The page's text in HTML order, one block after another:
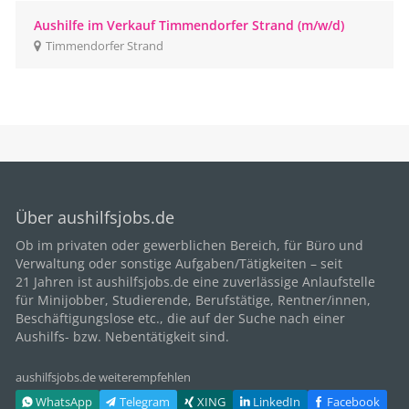
Aushilfe im Verkauf Timmendorfer Strand (m/w/d)
Timmendorfer Strand
Über aushilfsjobs.de
Ob im privaten oder gewerblichen Bereich, für Büro und
Verwaltung oder sonstige Aufgaben/Tätigkeiten – seit
21 Jahren ist aushilfsjobs.de eine zuverlässige Anlaufstelle
für Minijobber, Studierende, Berufstätige, Rentner/innen,
Beschäftigungslose etc., die auf der Suche nach einer
Aushilfs- bzw. Nebentätigkeit sind.
aushilfsjobs.de weiterempfehlen
WhatsApp
Telegram XING LinkedIn Facebook